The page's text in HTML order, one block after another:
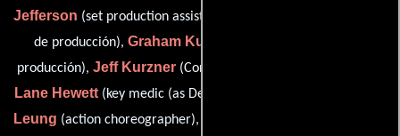
Jefferson (set production assistant),
de producción), Graham Kurzner
producción), Jeff Kurzner (Contador de producción),
Lane Hewett(key medic (as Debbie Lane Hewett)),
Leung (action choreographer),